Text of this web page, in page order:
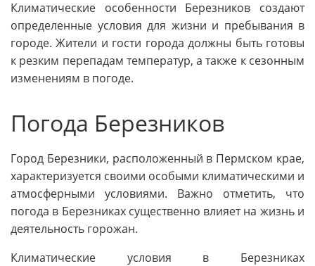
Климатические особенности Березников создают
определенные условия для жизни и пребывания в
городе. Жители и гости города должны быть готовы
к резким перепадам температур, а также к сезонным
изменениям в погоде.
Погода Березников
Город Березники, расположенный в Пермском крае,
характеризуется своими особыми климатическими и
атмосферными условиями. Важно отметить, что
погода в Березниках существенно влияет на жизнь и
деятельность горожан.
Климатические условия в Березниках